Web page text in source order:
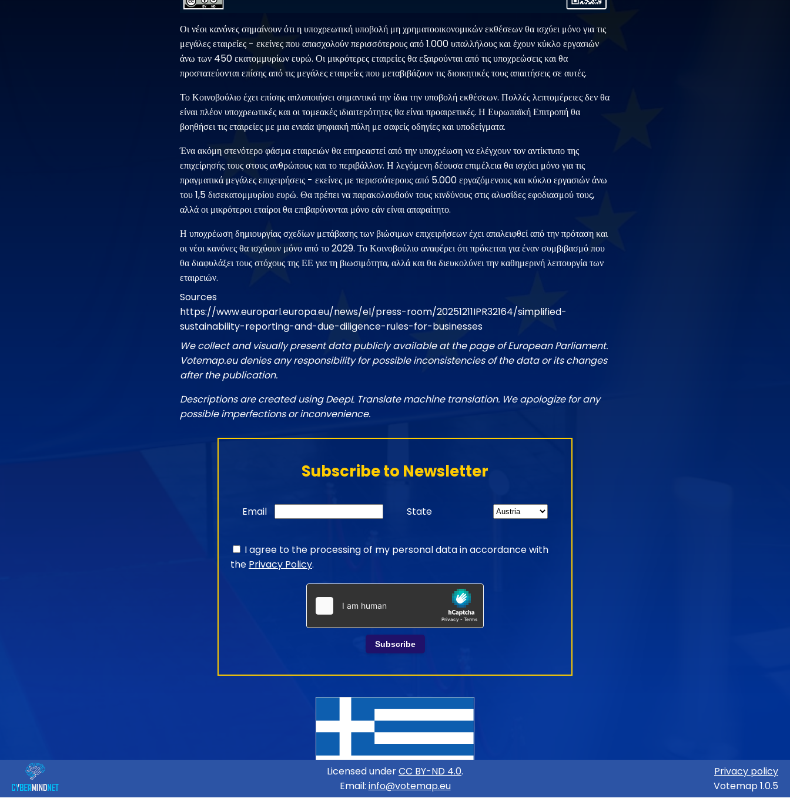
Οι νέοι κανόνες σημαίνουν ότι η υποχρεωτική υποβολή μη χρηματοοικονομικών εκθέσεων θα ισχύει μόνο για τις
μεγάλες εταιρείες - εκείνες που απασχολούν περισσότερους από 1.000 υπαλλήλους και έχουν κύκλο εργασιών
άνω των 450 εκατομμυρίων ευρώ. Οι μικρότερες εταιρείες θα εξαιρούνται από τις υποχρεώσεις και θα
προστατεύονται επίσης από τις μεγάλες εταιρείες που μεταβιβάζουν τις διοικητικές τους απαιτήσεις σε αυτές.
Το Κοινοβούλιο έχει επίσης απλοποιήσει σημαντικά την ίδια την υποβολή εκθέσεων. Πολλές λεπτομέρειες δεν θα
είναι πλέον υποχρεωτικές και οι τομεακές ιδιαιτερότητες θα είναι προαιρετικές. Η Ευρωπαϊκή Επιτροπή θα
βοηθήσει τις εταιρείες με μια ενιαία ψηφιακή πύλη με σαφείς οδηγίες και υποδείγματα.
Ένα ακόμη στενότερο φάσμα εταιρειών θα επηρεαστεί από την υποχρέωση να ελέγχουν τον αντίκτυπο της
επιχείρησής τους στους ανθρώπους και το περιβάλλον. Η λεγόμενη δέουσα επιμέλεια θα ισχύει μόνο για τις
πραγματικά μεγάλες επιχειρήσεις - εκείνες με περισσότερους από 5.000 εργαζόμενους και κύκλο εργασιών άνω
του 1,5 δισεκατομμυρίου ευρώ. Θα πρέπει να παρακολουθούν τους κινδύνους στις αλυσίδες εφοδιασμού τους,
αλλά οι μικρότεροι εταίροι θα επιβαρύνονται μόνο εάν είναι απαραίτητο.
Η υποχρέωση δημιουργίας σχεδίων μετάβασης των βιώσιμων επιχειρήσεων έχει απαλειφθεί από την πρόταση και
οι νέοι κανόνες θα ισχύουν μόνο από το 2029. Το Κοινοβούλιο αναφέρει ότι πρόκειται για έναν συμβιβασμό που
θα διαφυλάξει τους στόχους της ΕΕ για τη βιωσιμότητα, αλλά και θα διευκολύνει την καθημερινή λειτουργία των
εταιρειών.
Sources
https://www.europarl.europa.eu/news/el/press-room/20251211IPR32164/simplified-
sustainability-reporting-and-due-diligence-rules-for-businesses
We collect and visually present data publicly available at the page of European Parliament.
Votemap.eu denies any responsibility for possible inconsistencies of the data or its changes
after the publication.
Descriptions are created using DeepL Translate machine translation. We apologize for any
possible imperfections or inconvenience.
Subscribe to Newsletter
Email State
I agree to the processing of my personal data in accordance with
the Privacy Policy.
Subscribe
Licensed underCC BY-ND 4.0.
Email: info@votemap.eu
Privacy policy
Votemap 1.0.5